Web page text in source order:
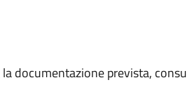
documentazione prevista,